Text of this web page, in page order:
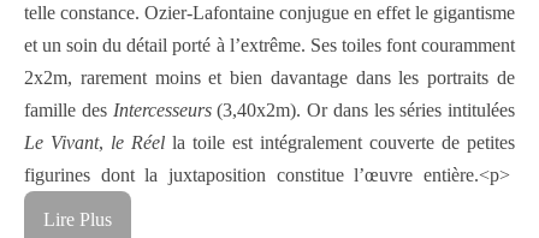
telle constance. Ozier-Lafontaine conjugue en effet le gigantisme
et un soin du détail porté à l’extrême. Ses toiles font couramment
2x2m, rarement moins et bien davantage dans les portraits de
famille des Intercesseurs(3,40x2m). Or dans les séries intitulées
Le Vivant, le Réel la toile est intégralement couverte de petites
figurines dont la juxtaposition constitue l’œuvre entière.<p>
Lire Plus